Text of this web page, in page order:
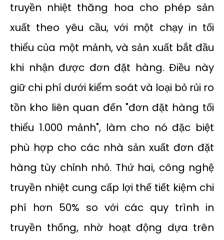
truyền nhiệt thăng hoa cho phép sản
xuất theo yêu cầu, với một chạy in tối
thiểu của một mảnh, và sản xuất bắt đầu
khi nhận được đơn đặt hàng. Điều này
giữ chi phí dưới kiểm soát và loại bỏ rủi ro
tồn kho liên quan đến "đơn đặt hàng tối
thiểu 1.000 mảnh", làm cho nó đặc biệt
phù hợp cho các nhà sản xuất đơn đặt
hàng tùy chỉnh nhỏ. Thứ hai, công nghệ
truyền nhiệt cung cấp lợi thế tiết kiệm chi
phí hơn 50% so với các quy trình in
truyền thống, nhờ hoạt động dựa trên